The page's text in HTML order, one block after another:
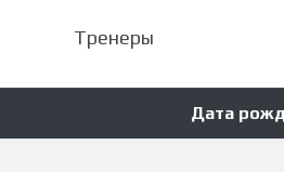
Тренеры
Дата